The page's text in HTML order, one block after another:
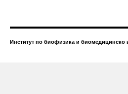
Институт по биофизика и биомедицинско